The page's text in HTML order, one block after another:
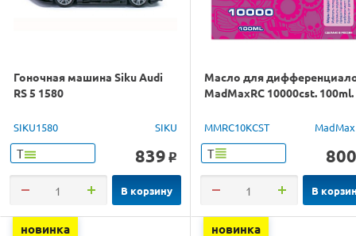
Гоночная машина Siku Audi
RS 5 1580
SIKU1580 SIKU
Т 839 o
В корзину
Масло для
MadMaxRC 10000cst. 100ml.
MMRC10KCST
Т 800
В
новинка новинка